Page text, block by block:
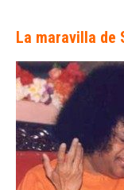
La maravilla de